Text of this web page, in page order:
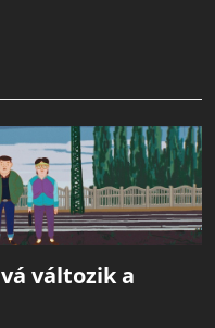
változik a